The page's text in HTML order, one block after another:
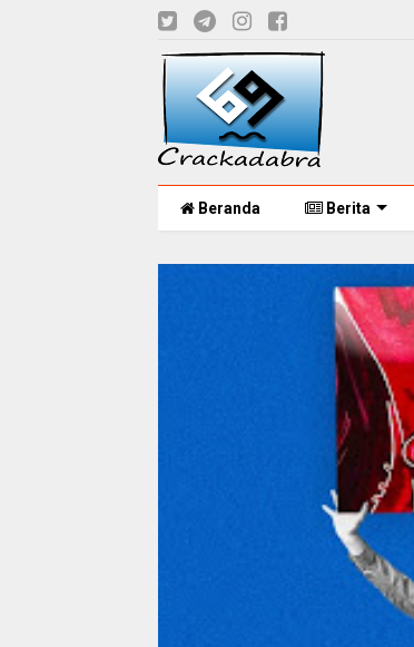
Beranda Berita